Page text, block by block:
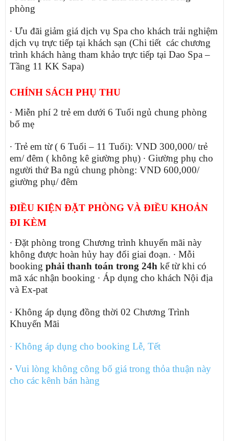
phòng
∙ Ưu đãi giảm giá dịch vụ Spa cho khách trải nghiệm
dịch vụ trực tiếp tại khách sạn (Chi tiết các chương
trình khách hàng tham khảo trực tiếp tại Dao Spa –
Tầng 11 KK Sapa)
CHÍNH SÁCH PHỤ THU
∙ Miễn phí 2 trẻ em dưới 6 Tuổi ngủ chung phòng
bố mẹ
∙ Trẻ em từ ( 6 Tuổi – 11 Tuổi): VND 300,000/ trẻ
em/ đêm ( không kê giường phụ) ∙ Giường phụ cho
người thứ Ba ngủ chung phòng: VND 600,000/
giường phụ/ đêm
ĐIỀU KIỆN ĐẶT PHÒNG VÀ ĐIỀU KHOẢN
ĐI KÈM
∙ Đặt phòng trong Chương trình khuyến mãi này
không được hoàn hủy hay đổi giai đoạn. ∙ Mỗi
booking phải thanh toán trong 24h kể từ khi có
mã xác nhận booking ∙ Áp dụng cho khách Nội địa
và Ex-pat
∙ Không áp dụng đồng thời 02 Chương Trình
Khuyến Mãi
∙ Không áp dụng cho booking Lễ, Tết
∙ Vui lòng không công bố giá trong thỏa thuận này
cho các kênh bán hàng